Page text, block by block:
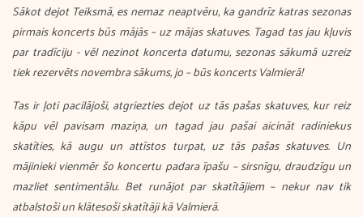
Sākot dejot Teiksmā, es nemaz neaptvēru, ka gandrīz katras sezonas
pirmais koncerts būs mājās – uz mājas skatuves. Tagad tas jau kļuvis
par tradīciju - vēl nezinot koncerta datumu, sezonas sākumā uzreiz
tiek rezervēts novembra sākums, jo – būs koncerts Valmierā!
Tas ir ļoti pacilājoši, atgriezties dejot uz tās pašas skatuves, kur reiz
kāpu vēl pavisam maziņa, un tagad jau pašai aicināt radiniekus
skatīties, kā augu un attīstos turpat, uz tās pašas skatuves. Un
mājinieki vienmēr šo koncertu padara īpašu – sirsnīgu, draudzīgu un
mazliet sentimentālu. Bet runājot par skatītājiem – nekur nav tik
atbalstoši un klātesoši skatītāji kā Valmierā.